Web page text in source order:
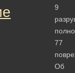
9
77
Об